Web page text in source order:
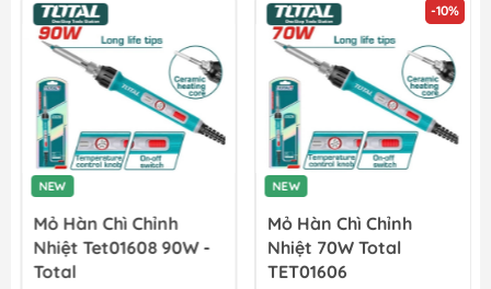
NEW
Mỏ Hàn Chì Chỉnh
Nhiệt Tet01608 90W -
Total
-10%
NEW
Mỏ Hàn Chì Chỉnh
Nhiệt 70W Total
TET01606